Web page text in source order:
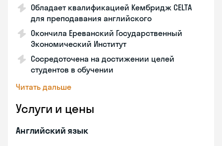
Обладает квалификацией Кембридж CELTA
для преподавания английского
Окончила Ереванский Государственный
Экономический Институт
Сосредоточена на достижении целей
студентов в обучении
Читать дальше
Услуги и цены
Английский язык